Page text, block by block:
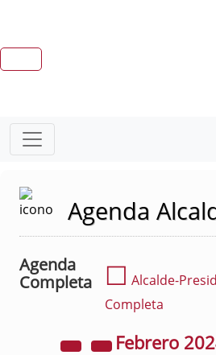
Agenda
Agenda
Completa
☐ Alcalde-
Completa
Febrero